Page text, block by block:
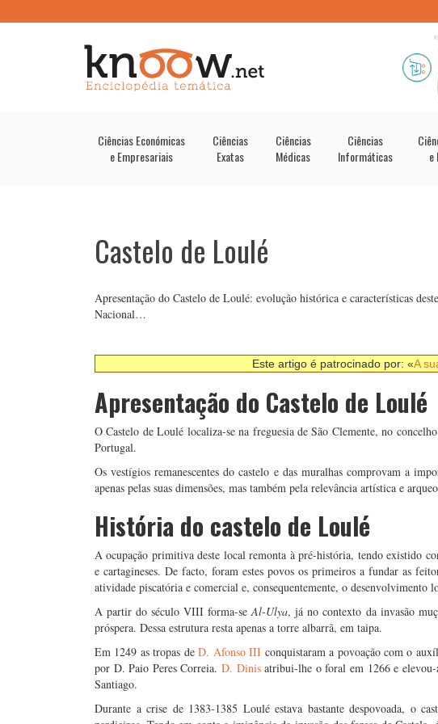
Ciências Económicas
e Empresariais
Ciências
Exatas
Ciências
Médicas
Ciências
Informáticas
e
Castelo de Loulé
Apresentação do Castelo de Loulé: evolução histórica e características
Nacional…
Este artigo é patrocinado por: «A
Apresentação do Castelo de Loulé
O Castelo de Loulé localiza-se na freguesia de São Clemente, no
Portugal.
Os vestígios remanescentes do castelo e das muralhas comprovam a
apenas pelas suas dimensões, mas também pela relevância artística e
História do castelo de Loulé
A ocupação primitiva deste local remonta à pré-história, tendo existido
e cartagineses. De facto, foram estes povos os primeiros a fundar as
atividade piscatória e comercial e, consequentemente, o desenvolvimento
A partir do século VIII forma-seAl-Ulya, já no contexto da invasão
próspera. Dessa estrutura resta apenas a torre albarrã, em taipa.
Em 1249 as tropas deD. Afonso III conquistaram a povoação com o
por D. Paio Peres Correia.D. Dinisatribui-lhe o foral em 1266 e elevou-
Santiago.
Durante a crise de 1383-1385 Loulé estava bastante despovoada, o